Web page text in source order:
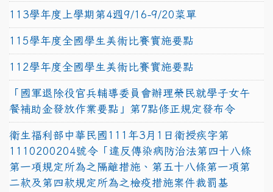
113學年度上學期第4週9/16-9/20菜單
115學年度全國學生美術比賽實施要點
112學年度全國學生美術比賽實施要點
「國軍退除役官兵輔導委員會辦理榮民就學子女午
餐補助金發放作業要點」第7點修正規定發布令
衛生福利部中華民國111年3月1日衛授疾字第
1110200204號令「違反傳染病防治法第四十八條
第一項規定所為之隔離措施、第五十八條第一項第
二款及第四款規定所為之檢疫措施案件裁罰基